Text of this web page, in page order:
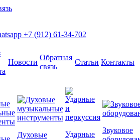
+7 (912) 61-34-702
Новости
Обратная
связь
Статьи Контакты
Духовые
Ударные
Звуковое